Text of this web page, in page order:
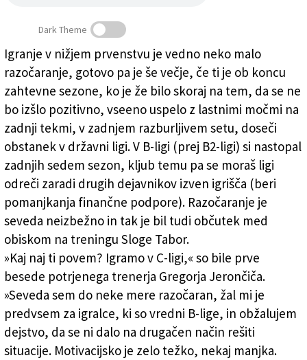
Z lastnimi odbojkarji in s prestižno okrepitvijo
Dark Theme
Igranje v nižjem prvenstvu je vedno neko malo
razočaranje, gotovo pa je še večje, če ti je ob koncu
zahtevne sezone, ko je že bilo skoraj na tem, da se ne
bo izšlo pozitivno, vseeno uspelo z lastnimi močmi na
zadnji tekmi, v zadnjem razburljivem setu, doseči
obstanek v državni ligi. V B-ligi (prej B2-ligi) si nastopal
zadnjih sedem sezon, kljub temu pa se moraš ligi
odreči zaradi drugih dejavnikov izven igrišča (beri
pomanjkanja finančne podpore). Razočaranje je
seveda neizbežno in tak je bil tudi občutek med
obiskom na treningu Sloge Tabor.
»Kaj naj ti povem? Igramo v C-ligi,« so bile prve
besede potrjenega trenerja Gregorja Jerončiča.
»Seveda sem do neke mere razočaran, žal mi je
predvsem za igralce, ki so vredni B-lige, in obžalujem
dejstvo, da se ni dalo na drugačen način rešiti
situacije. Motivacijsko je zelo težko, nekaj manjka.